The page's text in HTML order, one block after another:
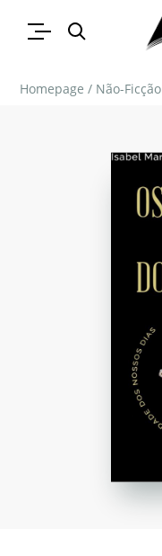
Homepage / Não-Ficção